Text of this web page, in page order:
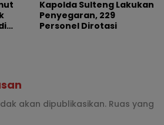
Kapolda Sulteng Lakukan
Penyegaran, 229
Personel Dirotasi
akan dipublikasikan. Ruas yang